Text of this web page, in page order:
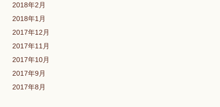
2018年2月
2018年1月
2017年12月
2017年11月
2017年10月
2017年9月
2017年8月